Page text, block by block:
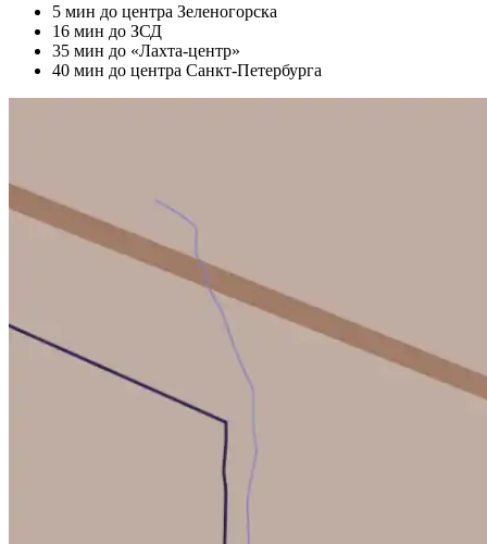
5 мин до центра Зеленогорска
16 мин до ЗСД
35 мин до «Лахта-центр»
40 мин до центра Санкт-Петербурга